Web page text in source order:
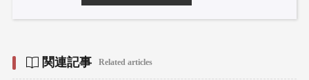
関連記事 Related articles